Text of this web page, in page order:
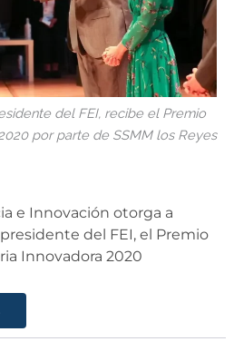
del FEI, recibe el Premio
por parte de SSMM los Reyes
e Innovación otorga a
del FEI, el Premio
Innovadora 2020